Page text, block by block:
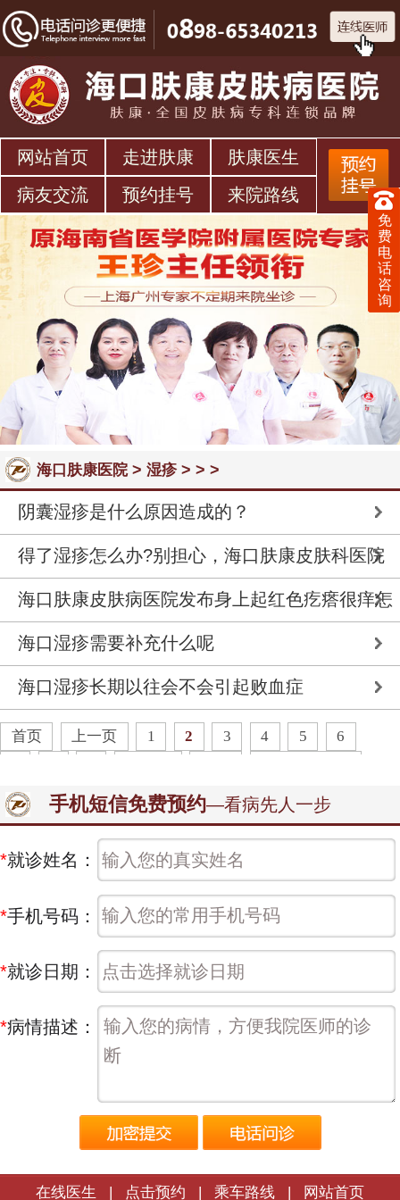
网站首页 走进肤康
肤康医生
病友交流
预约挂号 来院路线
海口肤康医院> 湿疹> > >
阴囊湿疹是什么原因造成的？
得了湿疹怎么办?别担心，海口肤康皮肤科医院
分享应对指南
海口肤康皮肤病医院发布身上起红色疙瘩很痒怎
么回事?
海口湿疹需要补充什么呢
海口湿疹长期以往会不会引起败血症
首页 上一页 1 2 3 4 5
6
手机短信免费预约—看病先人一步
*就诊姓名：
*手机号码：
*就诊日期：
*病情描述：
在线医生 点击预约 乘车路线 网站首页
免
费
电
话
咨
询